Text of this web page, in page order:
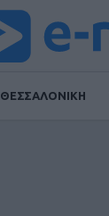
ΘΕΣΣΑΛΟΝΙΚΗ